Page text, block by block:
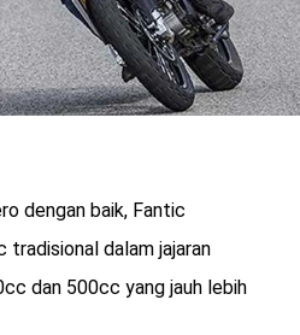
dengan baik, Fantic
dalam jajaran
dan 500cc yang jauh lebih